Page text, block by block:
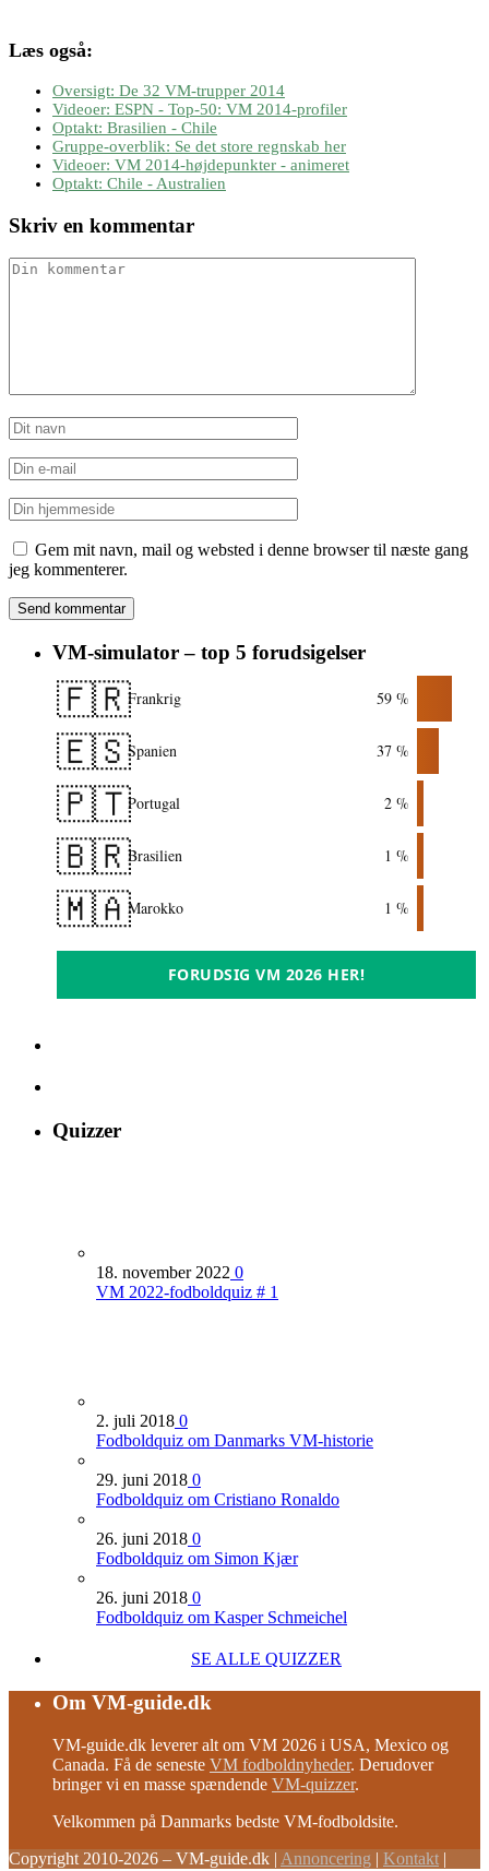
Læs også:
Oversigt: De 32 VM-trupper 2014
Videoer: ESPN - Top-50: VM 2014-profiler
Optakt: Brasilien - Chile
Gruppe-overblik: Se det store regnskab her
Videoer: VM 2014-højdepunkter - animeret
Optakt: Chile - Australien
Skriv en kommentar
Gem mit navn, mail og websted i denne browser til næste gang
jeg kommenterer.
VM-simulator – top 5 forudsigelser
🇫🇷Frankrig 59 %
🇪🇸Spanien 37 %
🇵🇹Portugal 2 %
🇧🇷Brasilien 1 %
🇲🇦Marokko 1 %
FORUDSIG VM 2026 HER!
Quizzer
18. november 2022 0
VM 2022-fodboldquiz # 1
2. juli 2018 0
Fodboldquiz om Danmarks VM-historie
29. juni 2018 0
Fodboldquiz om Cristiano Ronaldo
26. juni 2018 0
Fodboldquiz om Simon Kjær
26. juni 2018 0
Fodboldquiz om Kasper Schmeichel
SE ALLE QUIZZER
Om VM-guide.dk
VM-guide.dk leverer alt om VM 2026 i USA, Mexico og
Canada. Få de seneste VM fodboldnyheder. Derudover
bringer vi en masse spændende VM-quizzer.
Velkommen på Danmarks bedste VM-fodboldsite.
Copyright 2010-2026 – VM-guide.dk | Annoncering | Kontakt |